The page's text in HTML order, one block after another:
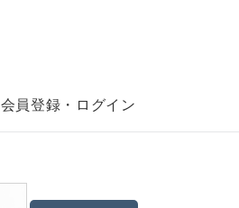
会員登録・ログイン